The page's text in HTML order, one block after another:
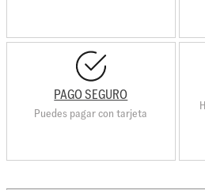
PAGO SEGURO
Puedes pagar con tarjeta